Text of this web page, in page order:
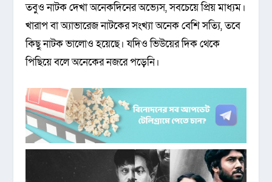
তবুও নাটক দেখা অনেকদিনের অভ্যেস, সবচেয়ে প্রিয় মাধ্যম।
খারাপ বা অ্যাভারেজ নাটকের সংখ্যা অনেক বেশি সত্যি, তবে
কিছু নাটক ভালোও হয়েছে। যদিও ভিউয়ের দিক থেকে
পিছিয়ে বলে অনেকের নজরে পড়েনি।